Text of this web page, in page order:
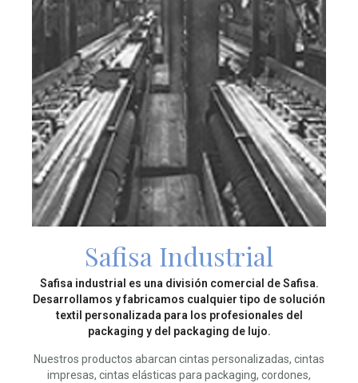
Safisa Industrial
Safisa industrial es una división comercial de Safisa.
Desarrollamos y fabricamos cualquier tipo de solución
textil personalizada para los profesionales del
packaging y del packaging de lujo.
Nuestros productos abarcan cintas personalizadas, cintas
impresas, cintas elásticas para packaging, cordones,